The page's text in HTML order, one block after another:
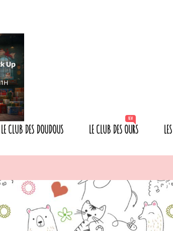
LE CLUB DES DOUDOUS LE CLUB DES OURS
NEW